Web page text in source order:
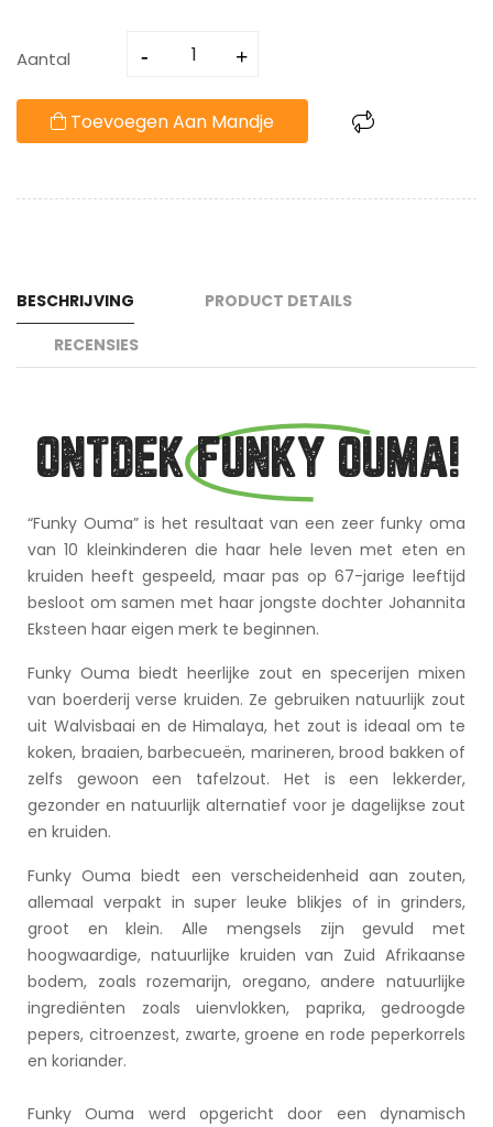
Aantal
Toevoegen Aan Mandje
BESCHRIJVING
PRODUCT DETAILS
RECENSIES
ONTDEKFUNKY OUMA!
“Funky Ouma” is het resultaat van een zeer funky oma
van 10 kleinkinderen die haar hele leven met eten en
kruiden heeft gespeeld, maar pas op 67-jarige leeftijd
besloot om samen met haar jongste dochter Johannita
Eksteen haar eigen merk te beginnen.
Funky Ouma biedt heerlijke zout en specerijen mixen
van boerderij verse kruiden. Ze gebruiken natuurlijk zout
uit Walvisbaai en de Himalaya, het zout is ideaal om te
koken, braaien, barbecueën, marineren, brood bakken of
zelfs gewoon een tafelzout. Het is een lekkerder,
gezonder en natuurlijk alternatief voor je dagelijkse zout
en kruiden.
Funky Ouma biedt een verscheidenheid aan zouten,
allemaal verpakt in super leuke blikjes of in grinders,
groot en klein. Alle mengsels zijn gevuld met
hoogwaardige, natuurlijke kruiden van Zuid Afrikaanse
bodem, zoals rozemarijn, oregano, andere natuurlijke
ingrediënten zoals uienvlokken, paprika, gedroogde
pepers, citroenzest, zwarte, groene en rode peperkorrels
en koriander.
Funky Ouma werd opgericht door een dynamisch